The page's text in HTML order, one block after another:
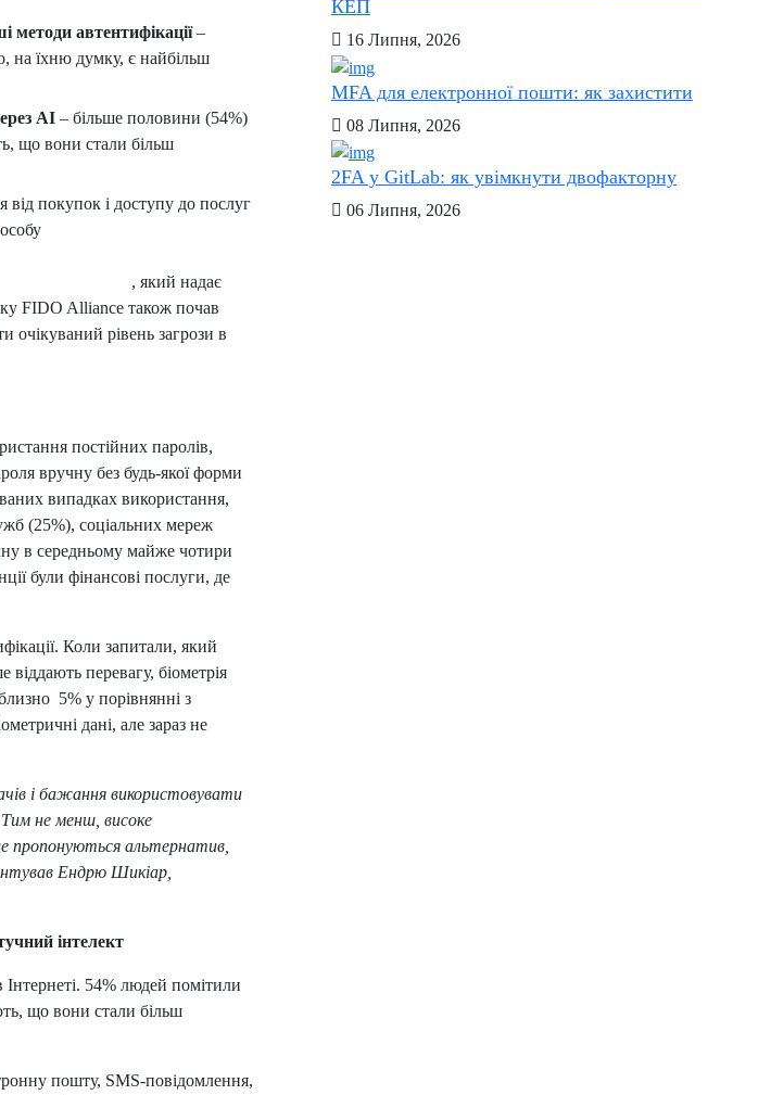
методи автентифікації–
на їхню думку, є найбільш
AI – більше половини (54%)
що вони стали більш
від покупок і доступу до послуг
, який надає
FIDO Alliance також почав
очікуваний рівень загрози в
постійних паролів,
вручну без будь-якої форми
випадках використання,
(25%), соціальних мереж
в середньому майже чотири
були фінансові послуги, де
Коли запитали, який
перевагу, біометрія
5% у порівнянні з
дані, але зараз не
і бажання використовувати
Тим не менш, високе
пропонуються альтернатив,
Ендрю Шикіар,
інтелект
54% людей помітили
що вони стали більш
пошту, SMS-повідомлення,
КЕП
16 Липня, 2026
MFA для електронної пошти: як захистити
08 Липня, 2026
2FA у GitLab: як увімкнути двофакторну
06 Липня, 2026